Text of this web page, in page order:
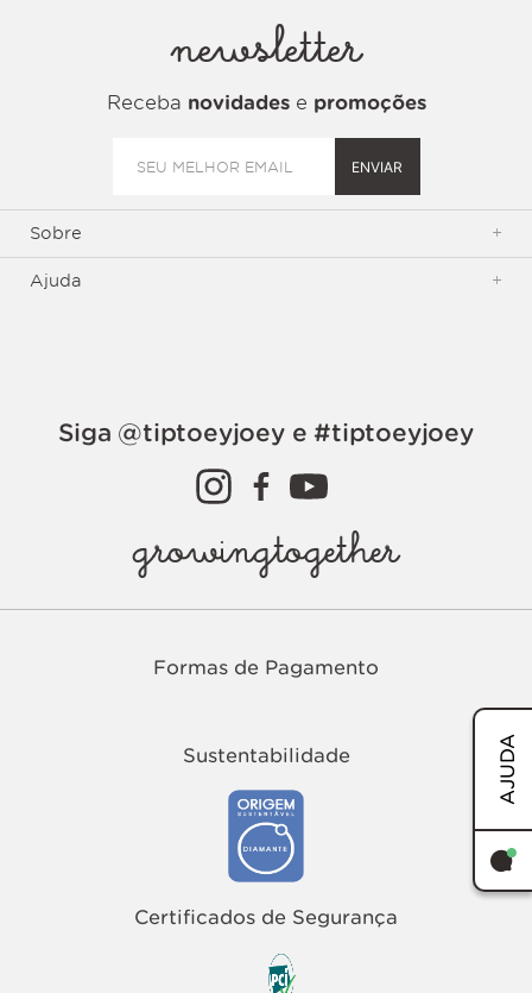
AJUDA
newsletter
Receba novidadese promoções
ENVIAR
Sobre +
Ajuda +
Siga @tiptoeyjoey e #tiptoeyjoey
growingtogether
Formas de Pagamento
Sustentabilidade
Certificados de Segurança
TERMOS MAIS BUSCADOS